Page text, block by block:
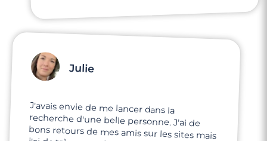
Julie
J'avais envie de me lancer dans la
recherche d'une belle personne. J'ai de
bons retours de mes amis sur les sites mais
j'ai de très mauvaises expériences sur
d'autres sites. Je voulais tester Meetic,
comme une dernière chance aux